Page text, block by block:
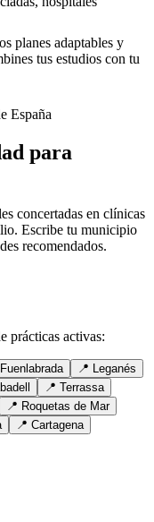
planes adaptables y
tus estudios con tu
España
para
concertadas en clínicas
Escribe tu municipio
recomendados.
prácticas activas:
Fuenlabrada 📍 Leganés
📍 Terrassa
📍 Roquetas de Mar
📍 Cartagena